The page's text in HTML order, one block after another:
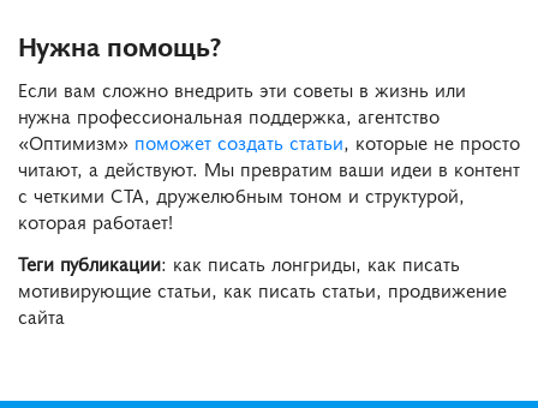
Нужна помощь?
Если вам сложно внедрить эти советы в жизнь или
нужна профессиональная поддержка, агентство
«Оптимизм» поможет создать статьи, которые не просто
читают, а действуют. Мы превратим ваши идеи в контент
с четкими CTA, дружелюбным тоном и структурой,
которая работает!
Теги публикации: как писать лонгриды, как писать
мотивирующие статьи, как писать статьи, продвижение
сайта